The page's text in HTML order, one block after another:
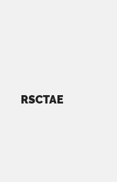
RSCTAE